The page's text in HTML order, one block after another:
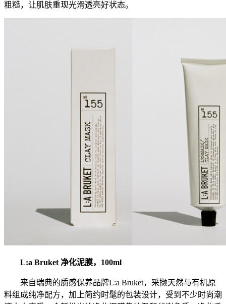
粗糙，让肌肤重现光滑透亮好状态。
L:a Bruket 净化泥膜，100ml
来自瑞典的质感保养品牌L:a Bruket，采撷天然与有机原
料组成纯净配方，加上简约时髦的包装设计，受到不少时尚潮